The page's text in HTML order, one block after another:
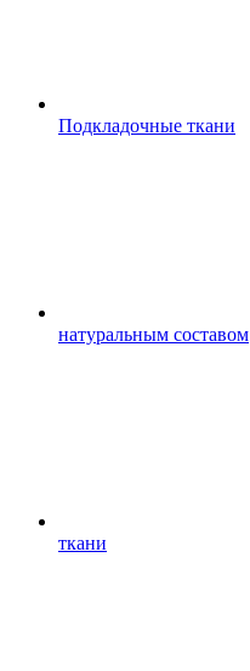
Подкладочные ткани
натуральным составом
ткани